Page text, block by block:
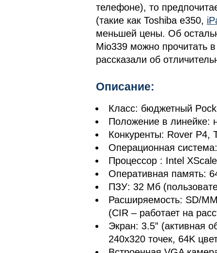
телефоне), то
(такие как Toshiba e350,
меньшей цены. Об
Mio339 можно прочитать
рассказали об
Описание:
Класс: бюджетный
Положение в линейке:
Конкуренты: Rover P4,
Операционная
Процессор : Intel
Оперативная память:
ПЗУ: 32 Мб
Расширяемость: SD/
(CIR – работает на
Экран: 3.5” (активная
240х320 точек, 64K